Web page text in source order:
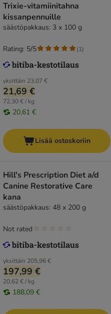
Trixie-vitamiinitahna
kissanpennuille
säästöpakkaus: 3 x 100 g
yksittäin 23,07 €
21,69 €
72,30 € / kg
20,61 €
Rating: 5/5 (1)
Lisää ostoskoriin
Hill's Prescription Diet a/d
Canine Restorative Care
kana
säästöpakkaus: 48 x 200 g
yksittäin 205,96 €
197,99 €
20,62 € / kg
188,09 €
Not rated